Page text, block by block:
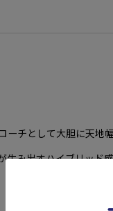
チとして大胆に天地幅
生み出すハイブリッド